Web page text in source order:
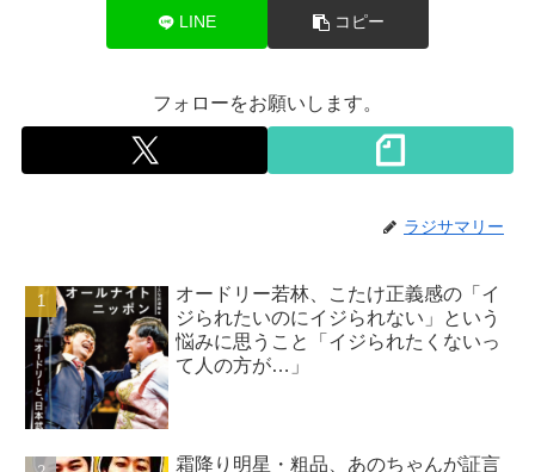
LINE コピー
フォローをお願いします。
ラジサマリー
オードリー若林、こたけ正義感の「イ
ジられたいのにイジられない」という
悩みに思うこと「イジられたくないっ
て人の方が…」
霜降り明星・粗品、あのちゃんが証言